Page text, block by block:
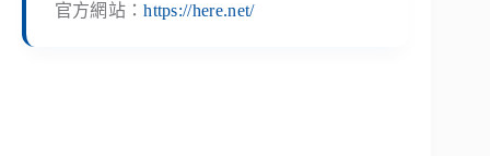
官方網站：https://here.net/